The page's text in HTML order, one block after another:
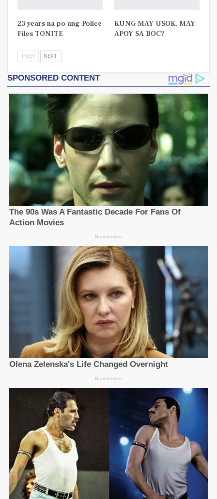
23 years na po ang Police
Files TONITE
KUNG MAY USOK, MAY
APOY SA BOC?
PREV NEXT